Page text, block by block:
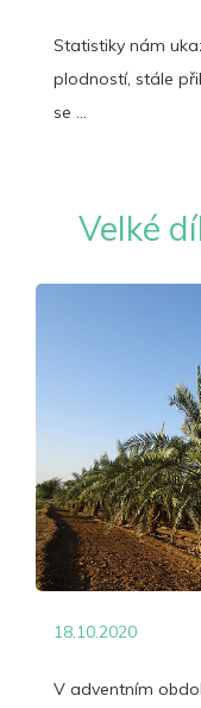
Statistiky nám
plodností, stále
se ...
Velké
18.10.2020
V adventním